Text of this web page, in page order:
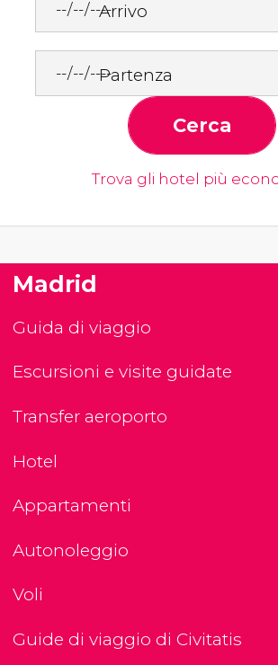
Arrivo
Partenza
Cerca
Trova gli hotel più
Madrid
Guida di viaggio
Escursioni e visite guidate
Transfer aeroporto
Hotel
Appartamenti
Autonoleggio
Voli
Guide di viaggio di Civitatis